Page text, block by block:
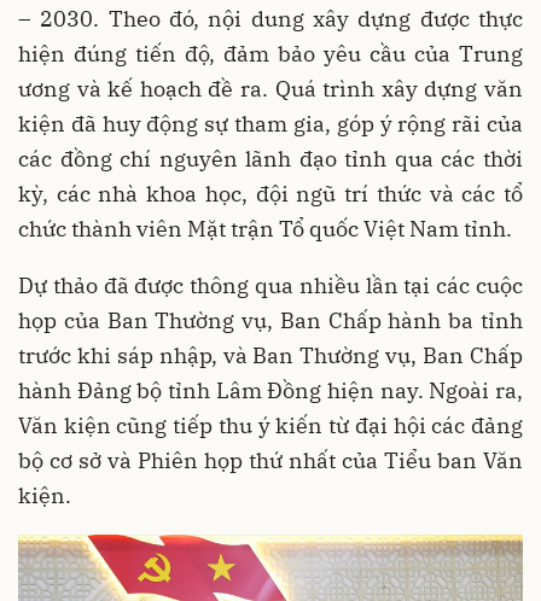
– 2030. Theo đó, nội dung xây dựng được thực
hiện đúng tiến độ, đảm bảo yêu cầu của Trung
ương và kế hoạch đề ra. Quá trình xây dựng văn
kiện đã huy động sự tham gia, góp ý rộng rãi của
các đồng chí nguyên lãnh đạo tỉnh qua các thời
kỳ, các nhà khoa học, đội ngũ trí thức và các tổ
chức thành viên Mặt trận Tổ quốc Việt Nam tỉnh.
Dự thảo đã được thông qua nhiều lần tại các cuộc
họp của Ban Thường vụ, Ban Chấp hành ba tỉnh
trước khi sáp nhập, và Ban Thường vụ, Ban Chấp
hành Đảng bộ tỉnh Lâm Đồng hiện nay. Ngoài ra,
Văn kiện cũng tiếp thu ý kiến từ đại hội các đảng
bộ cơ sở và Phiên họp thứ nhất của Tiểu ban Văn
kiện.